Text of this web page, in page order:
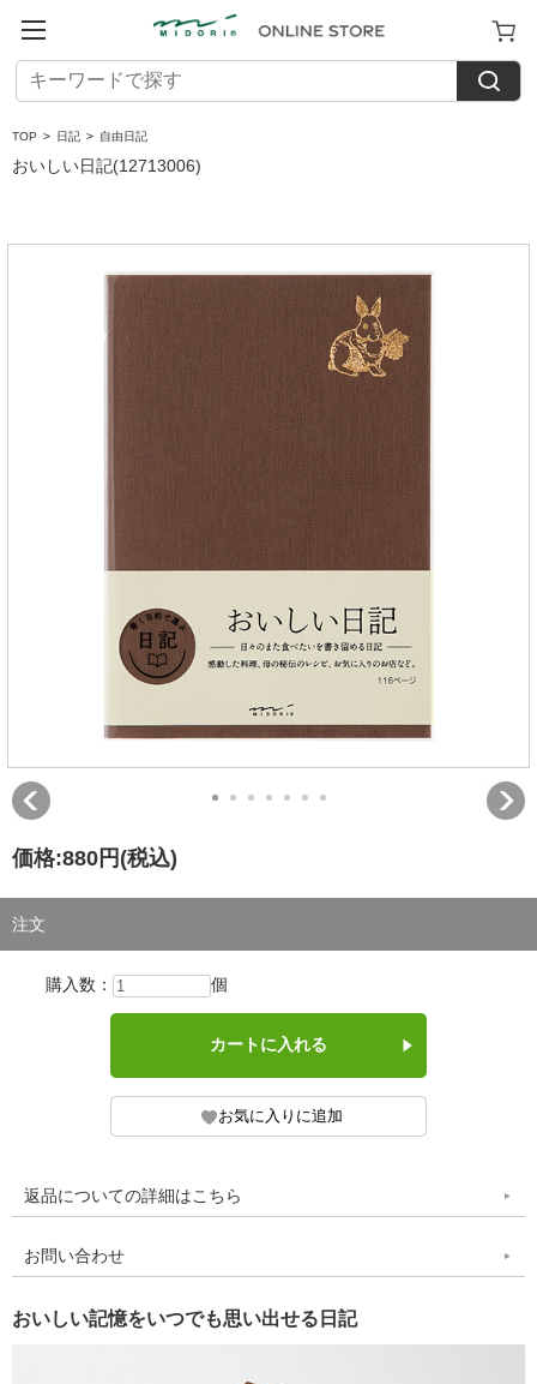
TOP > 日記 > 自由日記
おいしい日記(12713006)
価格:880円 (税込)
注文
購入数： 個
返品についての詳細はこちら
お問い合わせ
おいしい記憶をいつでも思い出せる日記